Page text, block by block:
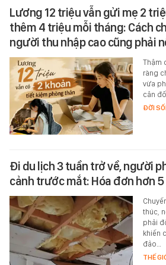
Lương 12 triệu vẫn gửi mẹ 2
thêm 4 triệu mỗi tháng: Cách
người thu nhập cao cũng phải
Thậm
ràng
vừa
cân
ĐỜI
Đi du lịch 3 tuần trở về, người
cảnh trước mắt: Hóa đơn hơn
thúc,
phải
khiến
đảo…
THẾ